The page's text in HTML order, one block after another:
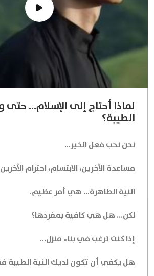
لماذا أحتاج إلى الإسلام...
الطيبة؟
نحن نحب فعل الخير...
مساعدة الآخرين، الابتسام، احترام
النية الطاهرة... هي أمر عظيم.
لكن... هل هي كافية بمفردها؟
إذا كنت ترغب في بناء منزل...
هل يكفي أن تكون لديك النية الطيبة